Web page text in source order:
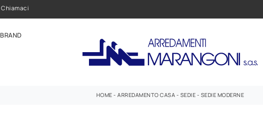
Chiamaci
BRAND
HOME -ARREDAMENTO CASA - SEDIE - SEDIE MODERNE